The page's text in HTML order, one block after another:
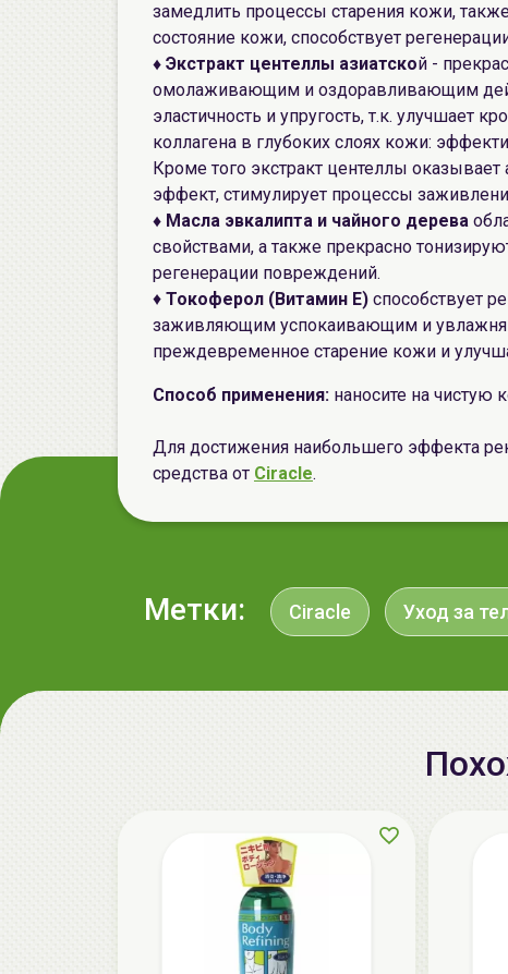
замедлить процессы старения кожи,
состояние кожи, способствует
♦ Экстракт центеллы азиатской -
омолаживающим и оздоравливающим
эластичность и упругость, т.к. улучшает
коллагена в глубоких слоях кожи:
Кроме того экстракт центеллы
эффект, стимулирует процессы
♦ Масла эвкалипта и чайного дерева
свойствами, а также прекрасно
регенерации повреждений.
♦ Токоферол (Витамин E) способствует
заживляющим успокаивающим и
преждевременное старение кожи и
Способ применения: наносите на чистую
Для достижения наибольшего эффекта
средства от Ciracle.
Метки: Ciracle Уход за